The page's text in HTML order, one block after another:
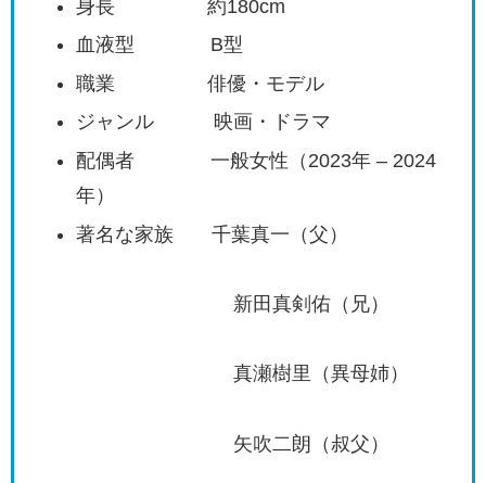
身長 約180cm
血液型 B型
職業 俳優・モデル
ジャンル 映画・ドラマ
配偶者 一般女性（2023年 – 2024
年）
著名な家族 千葉真一（父）
新田真剣佑（兄）
真瀬樹里（異母姉）
矢吹二朗（叔父）